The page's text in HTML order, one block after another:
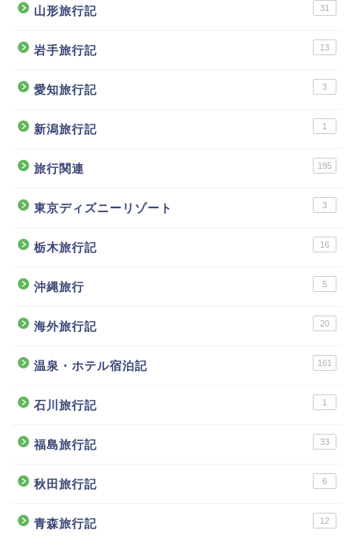
山形旅行記 31
岩手旅行記 13
愛知旅行記 3
新潟旅行記 1
旅行関連 195
東京ディズニーリゾート 3
栃木旅行記 16
沖縄旅行 5
海外旅行記 20
温泉・ホテル宿泊記 161
石川旅行記 1
福島旅行記 33
秋田旅行記 6
青森旅行記 12